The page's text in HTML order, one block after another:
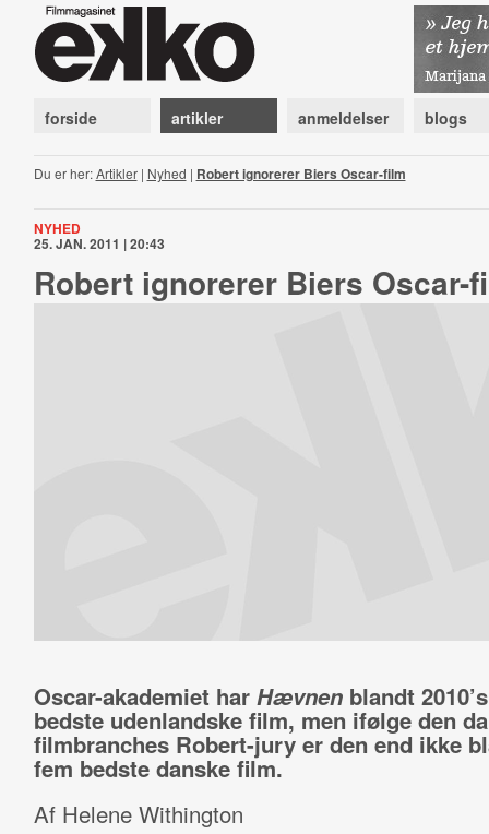
forside artikler anmeldelser blogs
Du er her:Artikler| Nyhed | Robert ignorerer Biers Oscar-film
NYHED
25. JAN. 2011 | 20:43
Robert ignorerer Biers Oscar-
Oscar-akademiet harHævnenblandt
bedste udenlandske film, men ifølge den
filmbranches Robert-jury er den end ikke
fem bedste danske film.
Af Helene Withington